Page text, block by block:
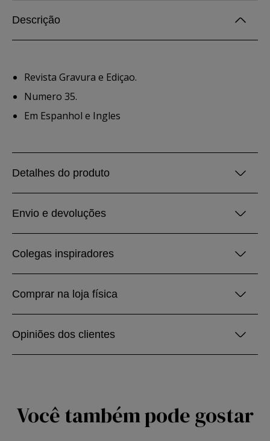
Descrição
Revista Gravura e Ediçao.
Numero 35.
Em Espanhol e Ingles
Detalhes do produto
Envio e devoluções
Colegas inspiradores
Comprar na loja física
Opiniões dos clientes
Você também pode gostar